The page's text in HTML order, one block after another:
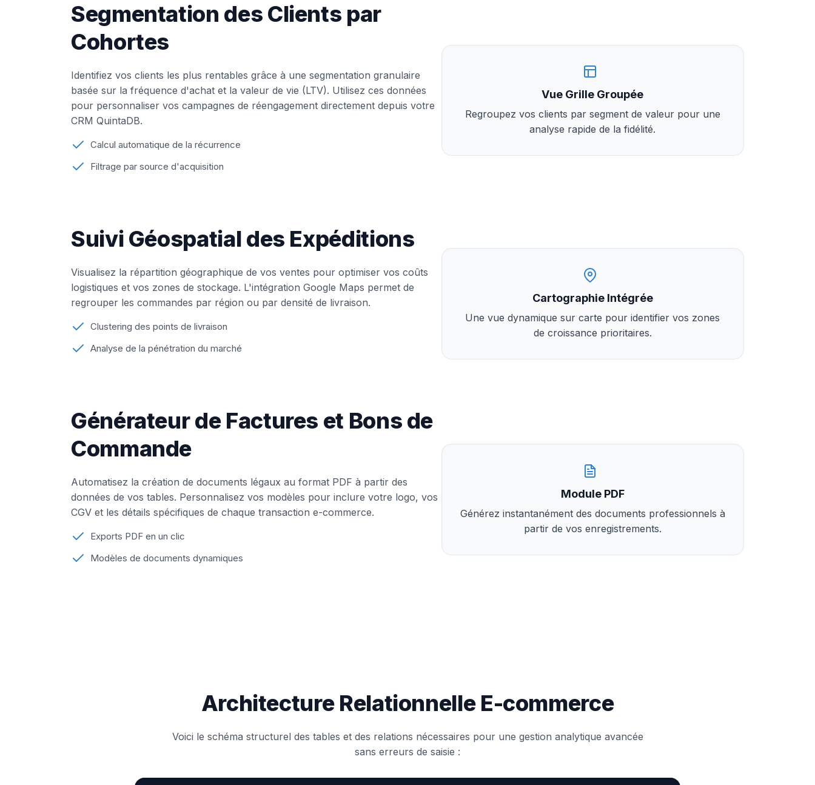
Segmentation des Clients par
Cohortes
Identifiez vos clients les plus rentables grâce à une segmentation granulaire
basée sur la fréquence d'achat et la valeur de vie (LTV). Utilisez ces données
pour personnaliser vos campagnes de réengagement directement depuis votre
CRM QuintaDB.
Calcul automatique de la récurrence
Filtrage par source d'acquisition
Vue Grille Groupée
Regroupez vos clients par segment de valeur pour une
analyse rapide de la fidélité.
Suivi Géospatial des Expéditions
Visualisez la répartition géographique de vos ventes pour optimiser vos coûts
logistiques et vos zones de stockage. L'intégration Google Maps permet de
regrouper les commandes par région ou par densité de livraison.
Clustering des points de livraison
Analyse de la pénétration du marché
Cartographie Intégrée
Une vue dynamique sur carte pour identifier vos zones
de croissance prioritaires.
Générateur de Factures et Bons de
Commande
Automatisez la création de documents légaux au format PDF à partir des
données de vos tables. Personnalisez vos modèles pour inclure votre logo, vos
CGV et les détails spécifiques de chaque transaction e-commerce.
Exports PDF en un clic
Modèles de documents dynamiques
Module PDF
Générez instantanément des documents professionnels à
partir de vos enregistrements.
Architecture Relationnelle E-commerce
Voici le schéma structurel des tables et des relations nécessaires pour une gestion analytique avancée
sans erreurs de saisie :